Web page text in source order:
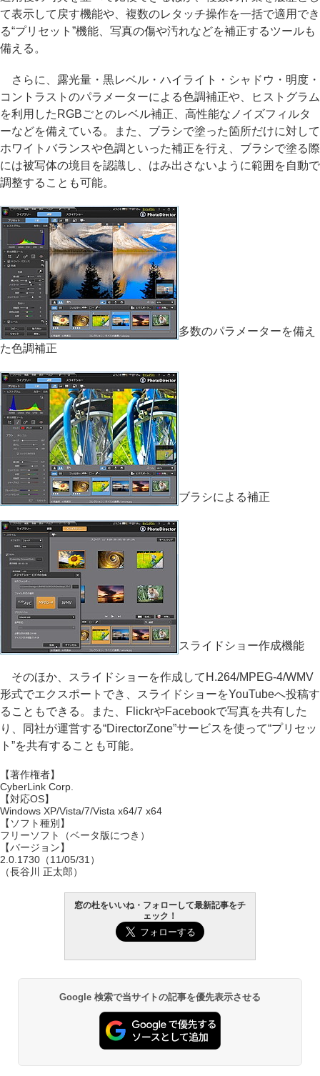
て表示して戻す機能や、複数のレタッチ操作を一括で適用でき
る“プリセット”機能、写真の傷や汚れなどを補正するツールも
備える。
さらに、露光量・黒レベル・ハイライト・シャドウ・明度・
コントラストのパラメーターによる色調補正や、ヒストグラム
を利用したRGBごとのレベル補正、高性能なノイズフィルタ
ーなどを備えている。また、ブラシで塗った箇所だけに対して
ホワイトバランスや色調といった補正を行え、ブラシで塗る際
には被写体の境目を認識し、はみ出さないように範囲を自動で
調整することも可能。
多数のパラメーターを備え
た色調補正
ブラシによる補正
スライドショー作成機能
そのほか、スライドショーを作成してH.264/MPEG-4/WMV
形式でエクスポートでき、スライドショーをYouTubeへ投稿す
ることもできる。また、FlickrやFacebookで写真を共有した
り、同社が運営する“DirectorZone”サービスを使って“プリセッ
ト”を共有することも可能。
【著作権者】
CyberLink Corp.
【対応OS】
Windows XP/Vista/7/Vista x64/7 x64
【ソフト種別】
フリーソフト（ベータ版につき）
【バージョン】
2.0.1730（11/05/31）
（長谷川 正太郎）
窓の杜をいいね・フォローして最新記事をチ
ェック！
Google 検索で当サイトの記事を優先表示させる